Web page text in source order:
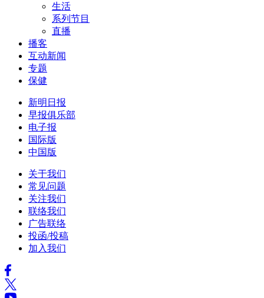
生活
系列节目
直播
播客
互动新闻
专题
保健
新明日报
早报俱乐部
电子报
国际版
中国版
关于我们
常见问题
关注我们
联络我们
广告联络
投函/投稿
加入我们